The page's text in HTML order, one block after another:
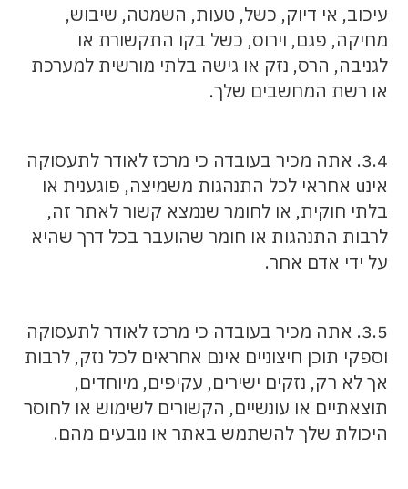
עיכוב, אי דיוק, כשל, טעות, השמטה, שיבוש,
מחיקה, פגם, וירוס, כשל בקו התקשורת או
לגניבה, הרס, נזק או גישה בלתי מורשית למערכת
או רשת המחשבים שלך.
3.4. אתה מכיר בעובדה כי מרכז לאודר לתעסוקה
אינu אחראי לכל התנהגות משמיצה, פוגענית או
בלתי חוקית, או לחומר שנמצא קשור לאתר זה,
לרבות התנהגות או חומר שהועבר בכל דרך שהיא
על ידי אדם אחר.
3.5. אתה מכיר בעובדה כי מרכז לאודר לתעסוקה
וספקי תוכן חיצוניים אינם אחראים לכל נזק, לרבות
אך לא רק, נזקים ישירים, עקיפים, מיוחדים,
תוצאתיים או עונשיים, הקשורים לשימוש או לחוסר
היכולת שלך להשתמש באתר או נובעים מהם.